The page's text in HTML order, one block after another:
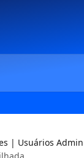
| Usuários Admin